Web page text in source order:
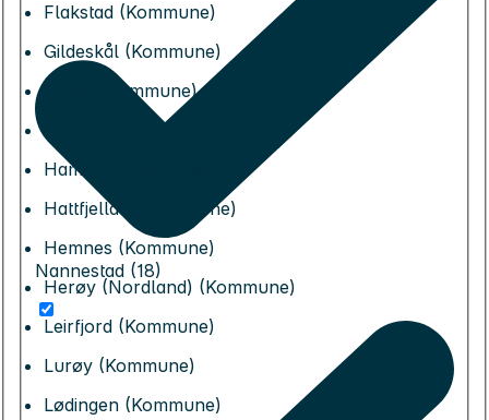
Flakstad (Kommune)
Gildeskål (Kommune)
Grane (Kommune)
Hamarøy (Kommune)
Hattfjelldal (Kommune)
Hemnes (Kommune)
Herøy (Nordland) (Kommune)
Leirfjord (Kommune)
Lurøy (Kommune)
Lødingen (Kommune)
Nannestad (18)